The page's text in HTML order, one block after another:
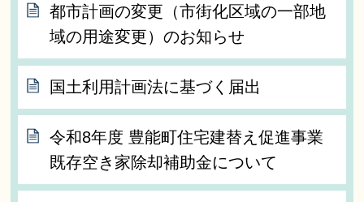
都市計画の変更（市街化区域の一部地
域の用途変更）のお知らせ
国土利用計画法に基づく届出
令和8年度 豊能町住宅建替え促進事業
既存空き家除却補助金について